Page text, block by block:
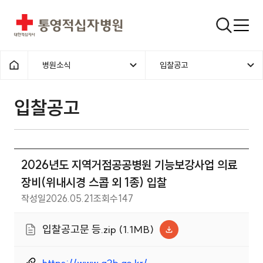
통영적십자병원 검색창
홈으로
병원소식 입찰공고
입찰공고
2026년도 지역거점공공병원 기능보강사업 의료
장비(위내시경 스콥 외 1종) 입찰
작성일2026.05.21조회수147
입찰공고문 등.zip (1.1MB)